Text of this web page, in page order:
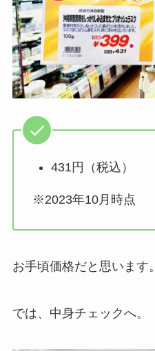
431円（税込）
※2023年10月時点
お手頃価格だと思います。
では、中身チェックへ。